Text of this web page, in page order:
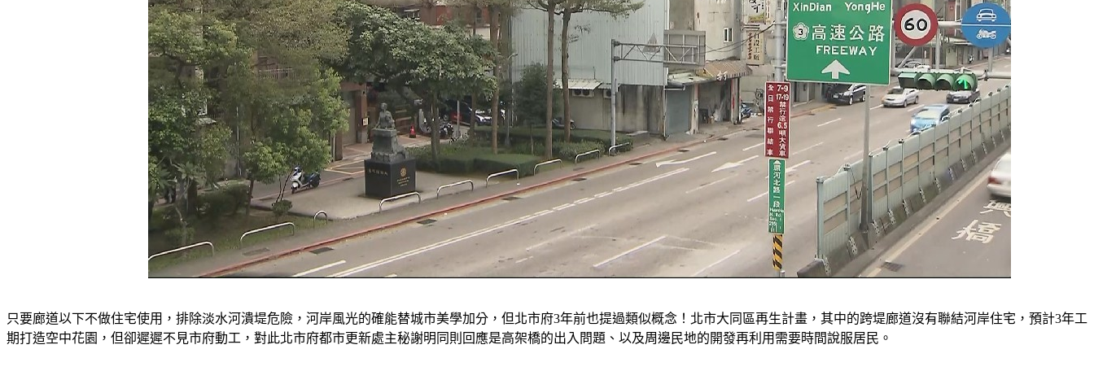
只要廊道以下不做住宅使用，排除淡水河潰堤危險，河岸風光的確能替城市美學加分，但北市府3年前也提過類似概念！北市大同區再生計畫，其中的跨堤廊道沒有聯結河岸住宅，預計3年工
期打造空中花園，但卻遲遲不見市府動工，對此北市府都市更新處主秘謝明同則回應是高架橋的出入問題、以及周邊民地的開發再利用需要時間說服居民。